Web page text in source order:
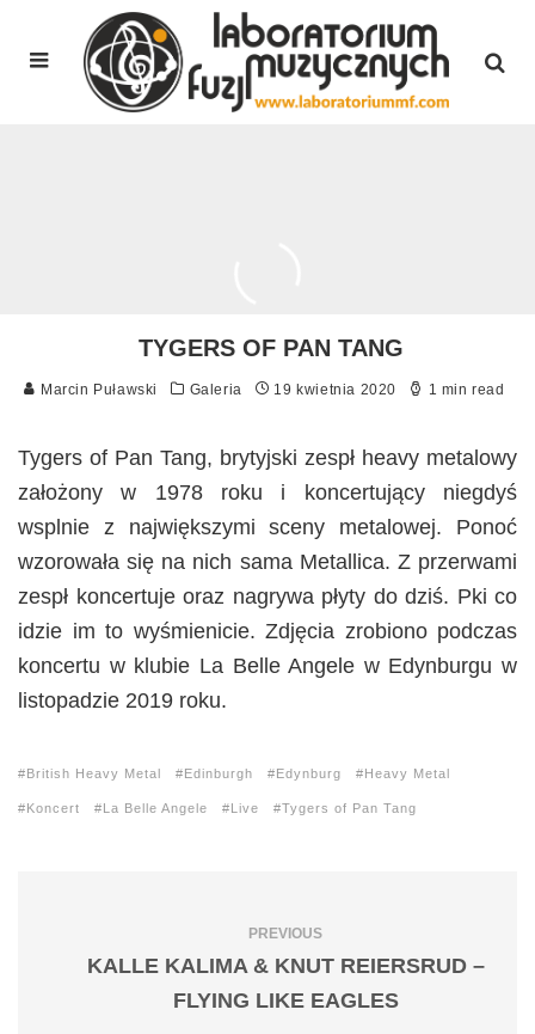
TYGERS OF PAN TANG
Marcin Puławski Galeria 19 kwietnia 2020 1 min read
Tygers of Pan Tang, brytyjski zespł heavy metalowy
założony w 1978 roku i koncertujący niegdyś
wsplnie z największymi sceny metalowej. Ponoć
wzorowała się na nich sama Metallica. Z przerwami
zespł koncertuje oraz nagrywa płyty do dziś. Pki co
idzie im to wyśmienicie. Zdjęcia zrobiono podczas
koncertu w klubie La Belle Angele w Edynburgu w
listopadzie 2019 roku.
British Heavy Metal Edinburgh Edynburg Heavy Metal
Koncert La Belle Angele Live Tygers of Pan Tang
PREVIOUS
KALLE KALIMA & KNUT REIERSRUD –
FLYING LIKE EAGLES